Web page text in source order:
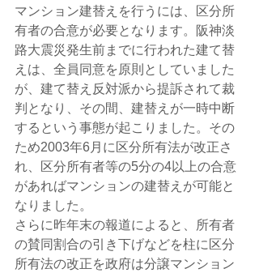
マンション建替えを行うには、区分所
有者の合意が必要となります。阪神淡
路大震災発生前までに行われた建て替
えは、全員同意を原則としていました
が、建て替え反対派から提訴されて裁
判となり、その間、建替えが一時中断
するという事態が起こりました。その
ため2003年6月に区分所有法が改正さ
れ、区分所有者等の5分の4以上の合意
があればマンションの建替えが可能と
なりました。
さらに昨年末の報道によると、所有者
の賛同割合の引き下げなどを柱に区分
所有法の改正を政府は分譲マンション